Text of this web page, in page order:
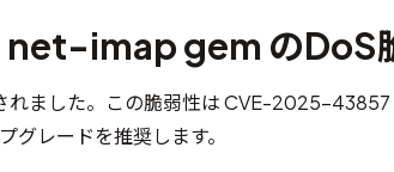
imap gem のDoS
ました。この脆弱性はCVE-2025-43857
レードを推奨します。